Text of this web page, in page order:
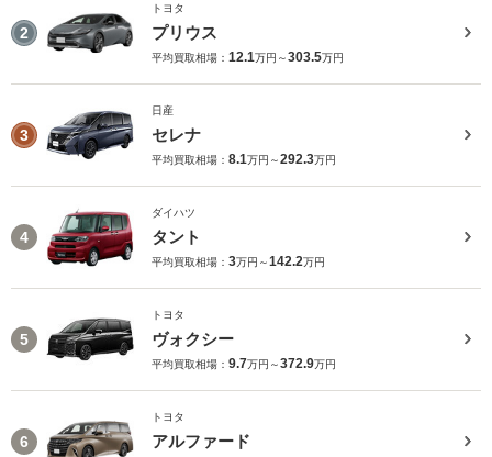
2
トヨタ
プリウス
平均買取相場： 12.1万円～303.5万円
3
日産
セレナ
平均買取相場： 8.1万円～292.3万円
4
ダイハツ
タント
平均買取相場： 3万円～142.2万円
5
トヨタ
ヴォクシー
平均買取相場： 9.7万円～372.9万円
6
トヨタ
アルファード